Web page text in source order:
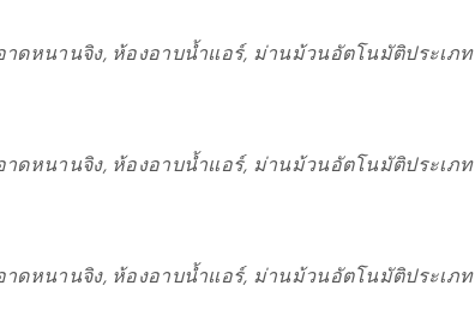
ดหนานจิง, ห้องอาบน้ำแอร์, ม่านม้วนอัตโนมัติประเภท
ดหนานจิง, ห้องอาบน้ำแอร์, ม่านม้วนอัตโนมัติประเภท
ดหนานจิง, ห้องอาบน้ำแอร์, ม่านม้วนอัตโนมัติประเภท